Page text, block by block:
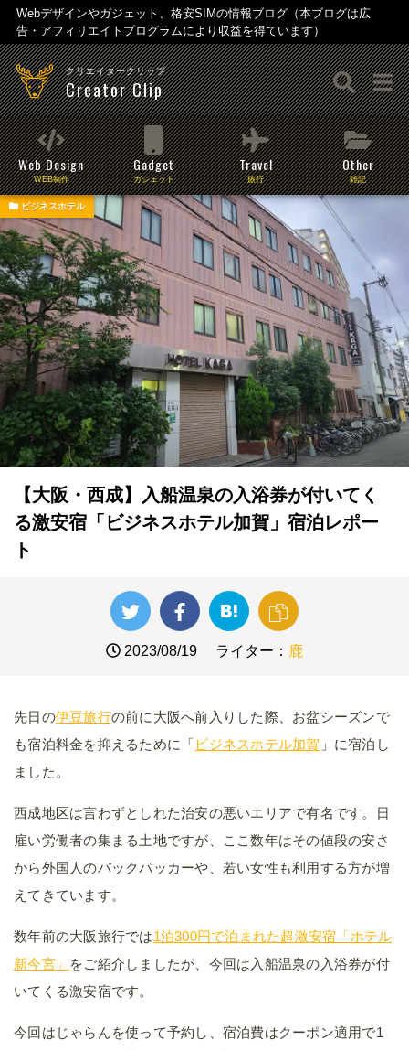
Webデザインやガジェット、格安SIMの情報ブログ（本ブログは広
告・アフィリエイトプログラムにより収益を得ています）
クリエイタークリップ
Creator Clip
Web Design
WEB制作
Gadget
ガジェット
Travel
旅行
Other
雑記
ビジネスホテル
【大阪・西成】入船温泉の入浴券が付いてく
る激安宿「ビジネスホテル加賀」宿泊レポー
ト
2023/08/19 ライター： 鹿
先日の伊豆旅行の前に大阪へ前入りした際、お盆シーズンで
も宿泊料金を抑えるために「ビジネスホテル加賀 」に宿泊し
ました。
西成地区は言わずとしれた治安の悪いエリアで有名です。日
雇い労働者の集まる土地ですが、ここ数年はその値段の安さ
から外国人のバックパッカーや、若い女性も利用する方が増
えてきています。
数年前の大阪旅行では1泊300円で泊まれた超激安宿「ホテル
新今宮」
をご紹介しましたが、今回は入船温泉の入浴券が付
いてくる激安宿です。
今回はじゃらんを使って予約し、宿泊費はクーポン適用で1